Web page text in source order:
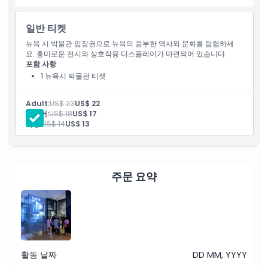
운영 시간
알아야 할 사항
가는 방법
취소 정책
일반 티켓
뉴욕 시 박물관 입장권으로 뉴욕의 풍부한 역사와 문화를 탐험하세
요. 흥미로운 전시와 상호작용 디스플레이가 마련되어 있습니다.
포함 사항
1 뉴욕시 박물관 티켓
Adult:US$ 23US$ 22
시니어:US$ 18US$ 17
학생:
US$ 14US$ 13
주문 요약
활동 날짜
DD MM, YYYY